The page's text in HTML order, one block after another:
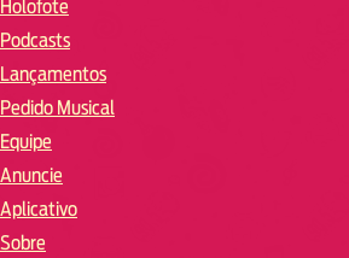
Holofote
Podcasts
Lançamentos
Pedido Musical
Equipe
Anuncie
Aplicativo
Sobre